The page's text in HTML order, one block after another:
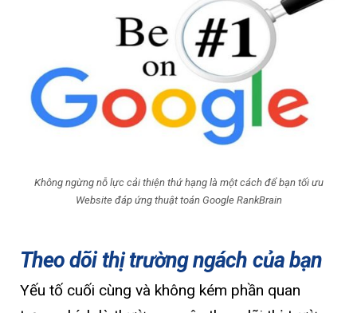
Không ngừng nỗ lực cải thiện thứ hạng là một cách để bạn tối ưu
Website đáp ứng thuật toán Google RankBrain
Theo dõi thị trường ngách của bạn
Yếu tố cuối cùng và không kém phần quan